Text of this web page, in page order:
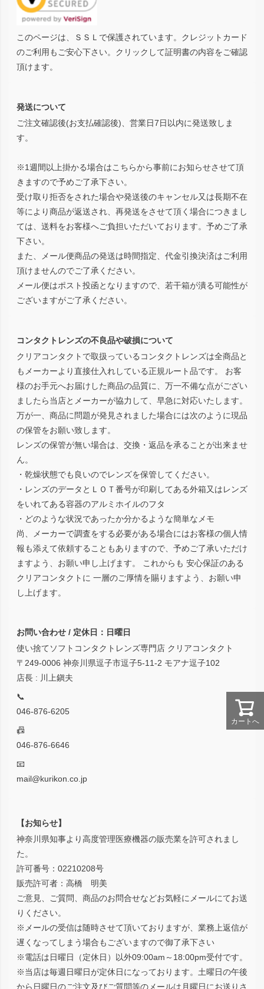
カートへ
このページは、ＳＳＬで保護されています。クレジットカード
のご利用もご安心下さい。クリックして証明書の内容をご確認
頂けます。
発送について
ご注文確認後(お支払確認後)、営業日7日以内に発送致しま
す。
※1週間以上掛かる場合はこちらから事前にお知らせさせて頂
きますので予めご了承下さい。
受け取り拒否をされた場合や発送後のキャンセル又は長期不在
等により商品が返送され、再発送をさせて頂く場合につきまし
ては、送料をお客様へご負担いただいております。予めご了承
下さい。
また、メール便商品の発送は時間指定、代金引換決済はご利用
頂けませんのでご了承ください。
メール便はポスト投函となりますので、若干箱が潰る可能性が
ございますがご了承ください。
コンタクトレンズの不良品や破損について
クリアコンタクトで取扱っているコンタクトレンズは全商品と
もメーカーより直接仕入れしている正規ルート品です。 お客
様のお手元へお届けした商品の品質に、万一不備な点がござい
ましたら当店とメーカーが協力して、早急に対応いたします。
万が一、商品に問題が発見されました場合には次のように現品
の保管をお願い致します。
レンズの保管が無い場合は、交換・返品を承ることが出来ませ
ん。
・乾燥状態でも良いのでレンズを保管してください。
・レンズのデータとＬＯＴ番号が印刷してある外箱又はレンズ
をいれてある容器のアルミホイルのフタ
・どのような状況であったか分かるような簡単なメモ
尚、メーカーで調査をする必要がある場合にはお客様の個人情
報も添えて依頼することもありますので、予めご了承いただけ
ますよう、お願い申し上げます。 これからも 安心保証のある
クリアコンタクトに 一層のご厚情を賜りますよう、お願い申
し上げます。
お問い合わせ / 定休日：日曜日
使い捨てソフトコンタクトレンズ専門店 クリアコンタクト
〒249-0006 神奈川県逗子市逗子5-11-2 モアナ逗子102
店長 : 川上鎭夫
📞
046-876-6205
📠
046-876-6646
📧
mail@kurikon.co.jp
【お知らせ】
神奈川県知事より高度管理医療機器の販売業を許可されまし
た。
許可番号：02210208号
販売許可者：高橋 明美
ご意見、ご質問、商品のお問合せなどお気軽にメールにてお送
りください。
※メールの受信は随時させて頂いておりますが、業務上返信が
遅くなってしまう場合もございますので御了承下さい
※電話は日曜日（定休日）以外09:00am～18:00pm受付です。
※当店は毎週日曜日が定休日になっております。土曜日の午後
から日曜日のご注文及びご質問等のメールは月曜日にお送りさ